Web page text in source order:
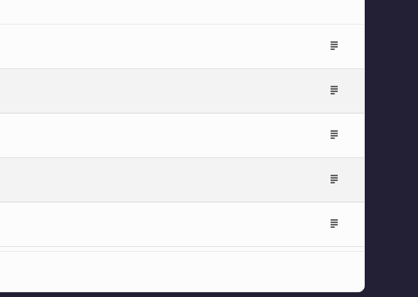
Episode
Description
Episode
Description
Episode
Description
Episode
Description
Episode
Description